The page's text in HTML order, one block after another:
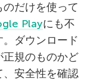
だけを使って
Playにも不
ダウンロード
正規のものかど
、安全性を確認